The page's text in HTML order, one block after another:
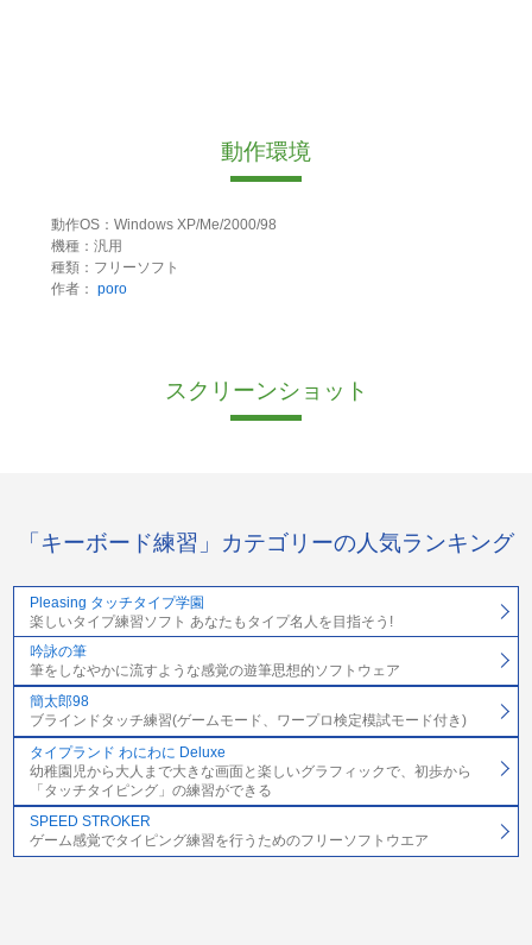
動作環境
動作OS：Windows XP/Me/2000/98
機種：汎用
種類：フリーソフト
作者： poro
スクリーンショット
「キーボード練習」カテゴリーの人気ランキング
Pleasing タッチタイプ学園
楽しいタイプ練習ソフト あなたもタイプ名人を目指そう!
吟詠の筆
筆をしなやかに流すような感覚の遊筆思想的ソフトウェア
簡太郎98
ブラインドタッチ練習(ゲームモード、ワープロ検定模試モード付き)
タイプランド わにわに Deluxe
幼稚園児から大人まで大きな画面と楽しいグラフィックで、初歩から
「タッチタイピング」の練習ができる
SPEED STROKER
ゲーム感覚でタイピング練習を行うためのフリーソフトウエア